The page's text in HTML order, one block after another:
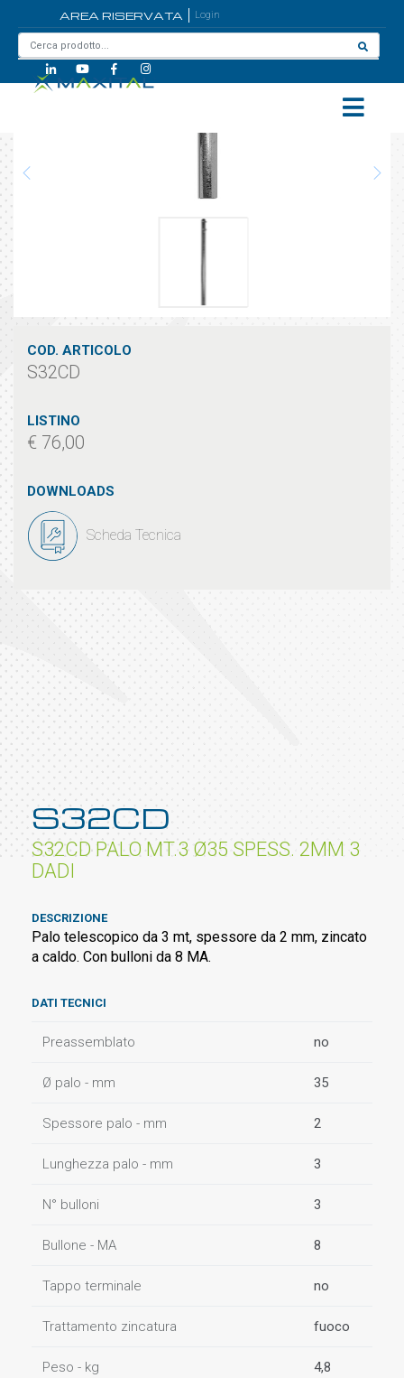
AREA RISERVATA Login
COD. ARTICOLO
S32CD
LISTINO
€ 76,00
DOWNLOADS
Scheda Tecnica
S32CD
S32CD PALO MT.3 Ø35 SPESS. 2MM 3
DADI
DESCRIZIONE
Palo telescopico da 3 mt, spessore da 2 mm, zincato
a caldo. Con bulloni da 8 MA.
DATI TECNICI
Preassemblato no
Ø palo - mm 35
Spessore palo - mm 2
Lunghezza palo - mm 3
N° bulloni 3
Bullone - MA 8
Tappo terminale no
Trattamento zincatura fuoco
Peso - kg 4,8